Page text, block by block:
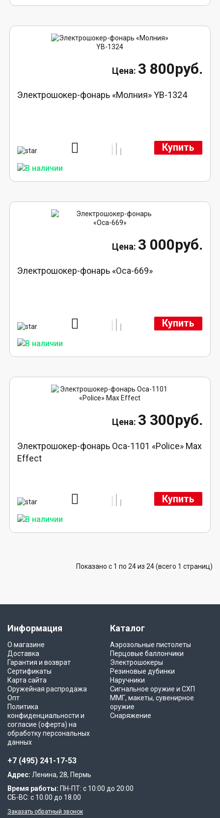
3 800руб.
Электрошокер-фонарь «Молния» YB-1324
Купить
3 000руб.
Электрошокер-фонарь «Оса-669»
Купить
3 300руб.
Электрошокер-фонарь Оса-1101 «Police» Max
Effect
Купить
Показано с 1 по 24 из 24 (всего 1 страниц)
Информация
О магазине
Доставка
Гарантия и возврат
Сертификаты
Карта сайта
Оружейная распродажа
Опт
Политика
конфиденциальности и
согласие (оферта) на
обработку персональных
данных
Каталог
Аэрозольные пистолеты
Перцовые баллончики
Электрошокеры
Резиновые дубинки
Наручники
Сигнальное оружие и СХП
ММГ, макеты, сувенирное
оружие
Снаряжение
+7 (495) 241-17-53
Адрес: Ленина, 28, Пермь
Время работы: ПН-ПТ: с 10:00 до 20:00
СБ-ВС: с 10.00 до 18.00
Заказать обратный звонок